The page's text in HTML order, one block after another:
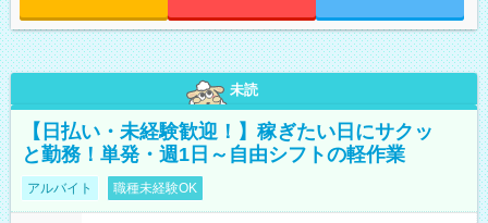
未読
【日払い・未経験歓迎！】稼ぎたい日にサクッ
と勤務！単発・週1日～自由シフトの軽作業
アルバイト 職種未経験OK